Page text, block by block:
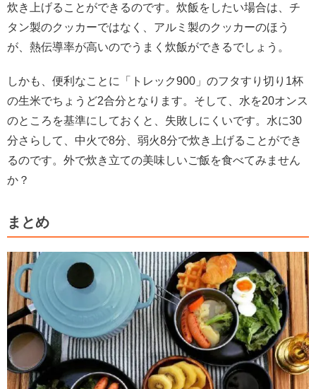
炊き上げることができるのです。炊飯をしたい場合は、チ
タン製のクッカーではなく、アルミ製のクッカーのほう
が、熱伝導率が高いのでうまく炊飯ができるでしょう。
しかも、便利なことに「トレック900」のフタすり切り1杯
の生米でちょうど2合分となります。そして、水を20オンス
のところを基準にしておくと、失敗しにくいです。水に30
分さらして、中火で8分、弱火8分で炊き上げることができ
るのです。外で炊き立ての美味しいご飯を食べてみません
か？
まとめ